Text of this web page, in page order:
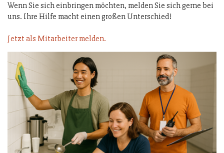
Wenn Sie sich einbringen möchten, melden Sie sich gerne bei
uns. Ihre Hilfe macht einen großen Unterschied!
Jetzt als Mitarbeiter melden.